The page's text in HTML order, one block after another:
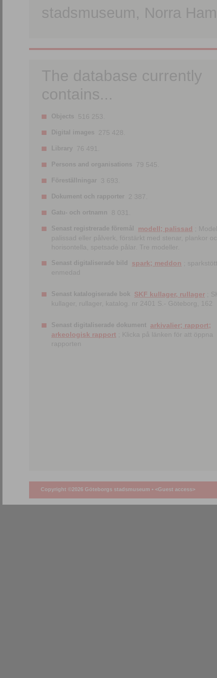
stadsmuseum, Norra
The database currently
contains...
Objects 516 253.
Digital images 275 428.
Library 76 491.
Persons and organisations 79 545.
Föreställningar 3 693.
Dokument och rapporter 2 387.
Gatu- och ortnamn 8 031.
Senast registrerade föremål modell; palissad
;
palissad eller pålverk, förstärkt med stenar, plankor
horisontella, spetsade pålar. Tre modeller.
Senast digitaliserade bild spark; meddon ;
enmedad
Senast katalogiserade bok SKF kullager, rullager ;
kullager, rullager, katalog. nr 2401 S.- Göteborg, 162
Senast digitaliserade dokument arkivalier; rapport;
arkeologisk rapport ; Klicka på länken för att öppna
rapporten
Copyright ©2026 Göteborgs stadsmuseum • <Guest access>